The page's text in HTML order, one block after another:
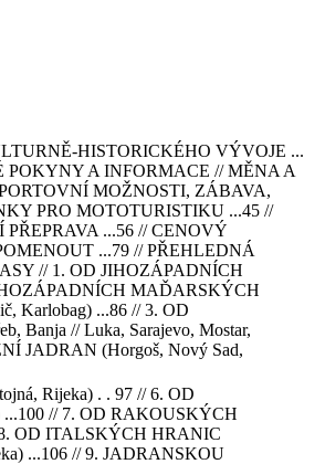
HISTORICKÉHO VÝVOJE ...
POKYNY A INFORMACE // MĚNA A
MOŽNOSTI, ZÁBAVA,
PRO MOTOTURISTIKU ...45 //
...56 // CENOVÝ
...79 // PŘEHLEDNÁ
// 1. OD JIHOZÁPADNÍCH
MAĎARSKÝCH
Karlobag) ...86 // 3. OD
// Luka, Sarajevo, Mostar,
JADRAN (Horgoš, Nový Sad,
Rijeka) . . 97 // 6. OD
// 7. OD RAKOUSKÝCH
OD ITALSKÝCH HRANIC
...106 // 9. JADRANSKOU